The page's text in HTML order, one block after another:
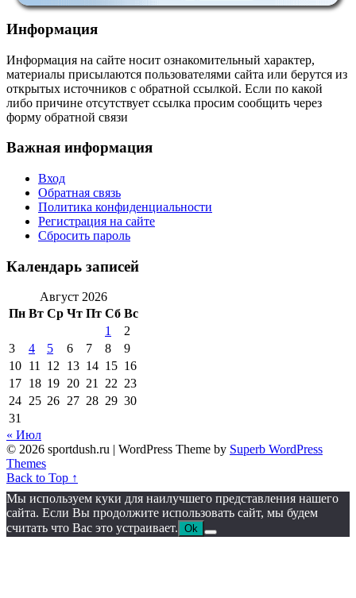
Информация
Информация на сайте носит ознакомительный характер,
материалы присылаются пользователями сайта или берутся из
открытых источников с обратной ссылкой. Если по какой
либо причине отсутствует ссылка просим сообщить через
форму обратной связи
Важная информация
Вход
Обратная связь
Политика конфиденциальности
Регистрация на сайте
Сбросить пароль
Календарь записей
Август 2026
Пн Вт Ср Чт Пт Сб Вс
1
2
3
4 5 6 7 8
9
10 11 12 13 14 15 16
17 18 19 20 21 22 23
24 25 26 27 28 29 30
31
« Июл
© 2026 sportdush.ru
| WordPress Theme by Superb WordPress
Themes
Back to Top ↑
Мы используем куки для наилучшего представления нашего
сайта. Если Вы продолжите использовать сайт, мы будем
считать что Вас это устраивает. Ok